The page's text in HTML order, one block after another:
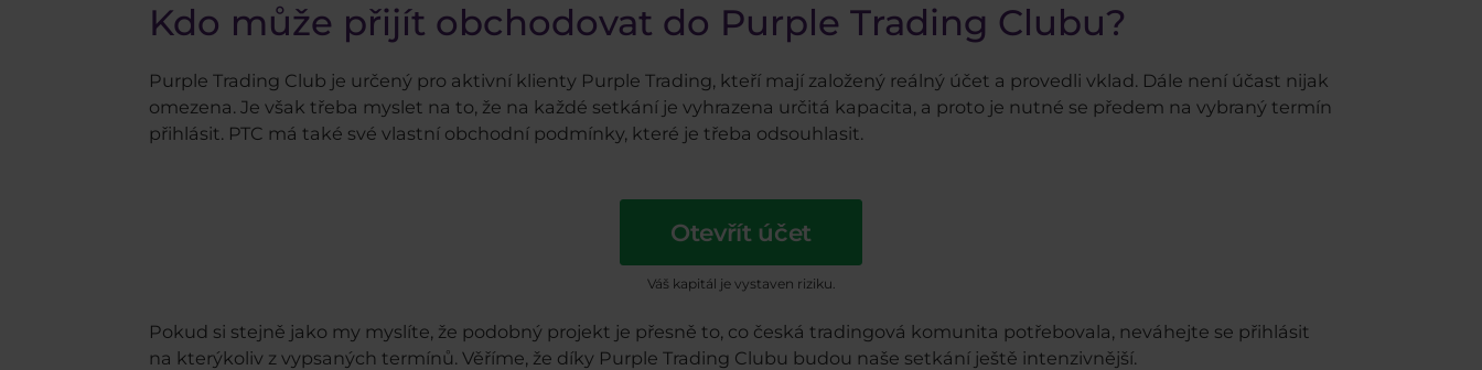
Kdo může přijít obchodovat do Purple Trading Clubu?
Purple Trading Club je určený pro aktivní klienty Purple Trading, kteří mají založený reálný účet a provedli vklad. Dále není účast nijak
omezena. Je však třeba myslet na to, že na každé setkání je vyhrazena určitá kapacita, a proto je nutné se předem na vybraný termín
přihlásit. PTC má také své vlastní obchodní podmínky, které je třeba odsouhlasit.
Otevřít účet
Váš kapitál je vystaven riziku.
Pokud si stejně jako my myslíte, že podobný projekt je přesně to, co česká tradingová komunita potřebovala, neváhejte se přihlásit
na kterýkoliv z vypsaných termínů. Věříme, že díky Purple Trading Clubu budou naše setkání ještě intenzivnější.